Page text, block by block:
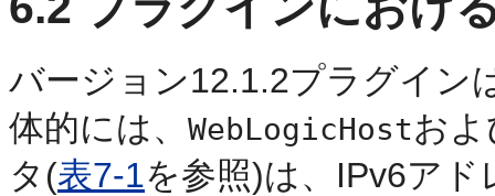
バージョン12.1.2プラグイン
体的には、 WebLogicHostおよ
タ(表7-1を参照)は、IPv6ア